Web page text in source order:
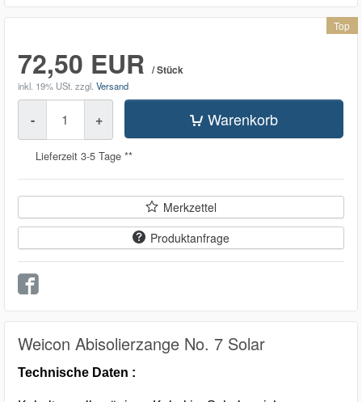
Top
72,50 EUR / Stück
inkl. 19% USt. zzgl. Versand
- + Warenkorb
Lieferzeit 3-5 Tage **
Merkzettel
Produktanfrage
Weicon Abisolierzange No. 7 Solar
Technische Daten :